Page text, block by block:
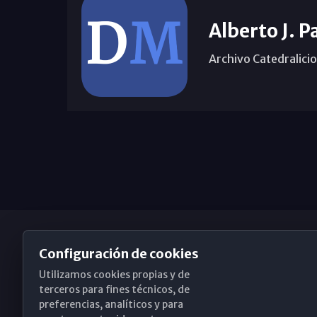
Alberto J.
Archivo Catedralicio
Obispado de Málaga
Configuración de cookies
Utilizamos cookies propias y de
terceros para fines técnicos, de
preferencias, analíticos y para